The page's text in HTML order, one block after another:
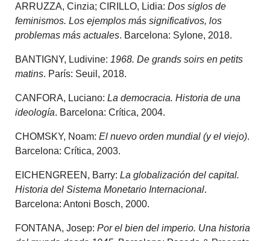
ARRUZZA, Cinzia; CIRILLO, Lidia:Dos siglos de
feminismos. Los ejemplos más significativos, los
problemas más actuales. Barcelona: Sylone, 2018.
BANTIGNY, Ludivine: 1968. De grands soirs en petits
matins. París: Seuil, 2018.
CANFORA, Luciano:La democracia. Historia de una
ideología. Barcelona: Crítica, 2004.
CHOMSKY, Noam:El nuevo orden mundial (y el viejo).
Barcelona: Crítica, 2003.
EICHENGREEN, Barry:La globalización del capital.
Historia del Sistema Monetario Internacional.
Barcelona: Antoni Bosch, 2000.
FONTANA, Josep:Por el bien del imperio. Una historia